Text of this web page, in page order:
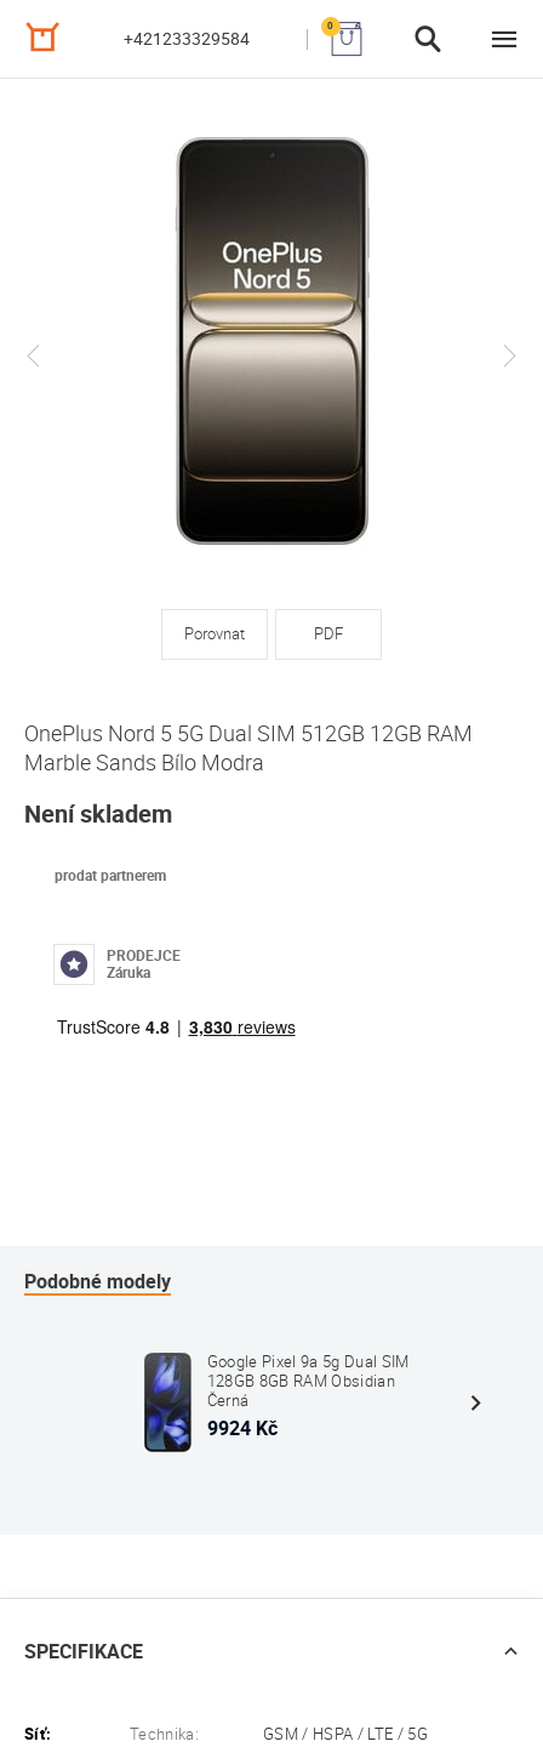
+421233329584
0
Porovnat PDF
OnePlus Nord 5 5G Dual SIM 512GB 12GB RAM
Marble Sands Bílo Modra
Není skladem
prodat partnerem
PRODEJCE
Záruka
Podobné modely
Google Pixel 9a 5g Dual SIM
128GB 8GB RAM Obsidian
Černá
9924 Kč
SPECIFIKACE
Síť: Technika:
GSM / HSPA / LTE / 5G